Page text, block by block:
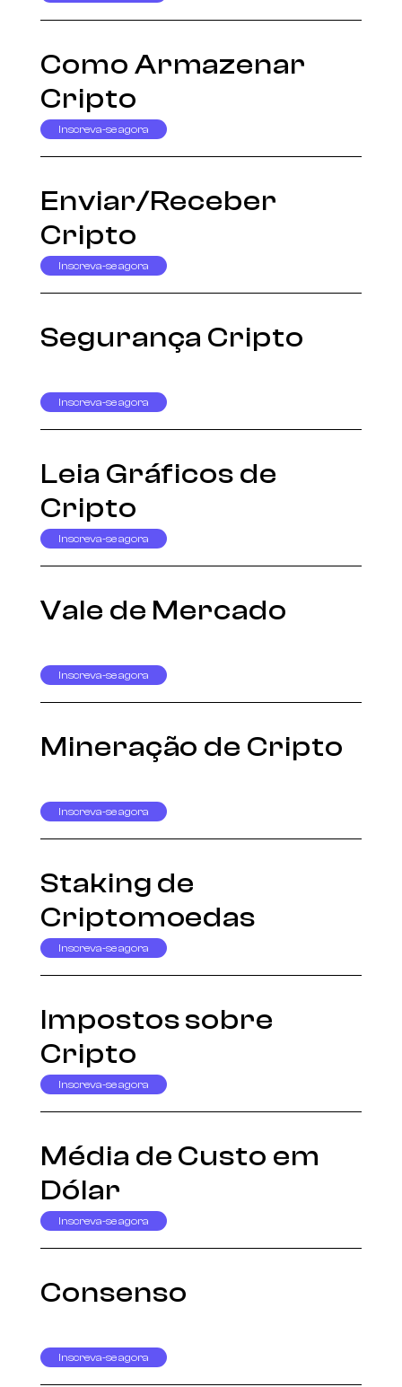
Como Armazenar
Cripto
Inscreva-se agora
Enviar/Receber
Cripto
Inscreva-se agora
Segurança Cripto
Inscreva-se agora
Leia Gráficos de
Cripto
Inscreva-se agora
Vale de Mercado
Inscreva-se agora
Mineração de Cripto
Inscreva-se agora
Staking de
Criptomoedas
Inscreva-se agora
Impostos sobre
Cripto
Inscreva-se agora
Média de Custo em
Dólar
Inscreva-se agora
Consenso
Inscreva-se agora